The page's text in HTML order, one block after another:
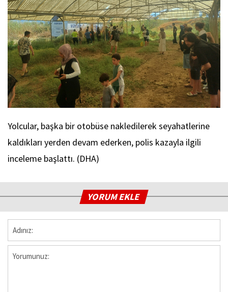
Yolcular, başka bir otobüse nakledilerek seyahatlerine
kaldıkları yerden devam ederken, polis kazayla ilgili
inceleme başlattı. (DHA)
YORUM EKLE